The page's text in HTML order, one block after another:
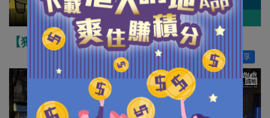
屈穎妍 作者其他博評
【獨家文章】如有雷同，絕非巧合
分享
72